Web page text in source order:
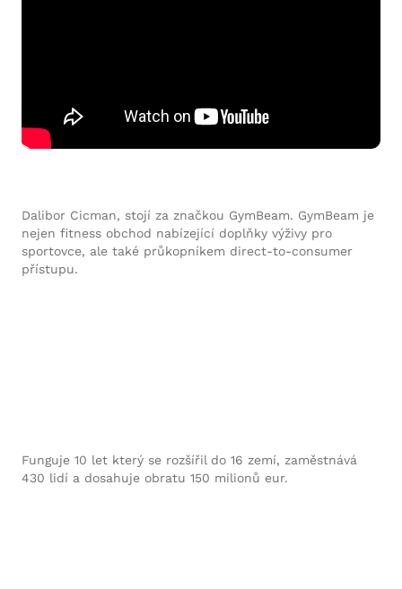
Dalibor Cicman, stojí za značkou GymBeam. GymBeam je
nejen fitness obchod nabízející doplňky výživy pro
sportovce, ale také průkopníkem direct-to-consumer
přístupu.
Funguje 10 let který se rozšířil do 16 zemí, zaměstnává
430 lidí a dosahuje obratu 150 milionů eur.